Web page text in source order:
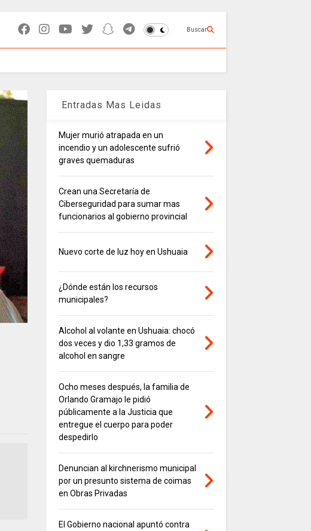
Buscar
Entradas Mas Leidas
Mujer murió atrapada en un
incendio y un adolescente sufrió
graves quemaduras
Crean una Secretaría de
Ciberseguridad para sumar mas
funcionarios al gobierno provincial
Nuevo corte de luz hoy en Ushuaia
¿Dónde están los recursos
municipales?
Alcohol al volante en Ushuaia: chocó
dos veces y dio 1,33 gramos de
alcohol en sangre
Ocho meses después, la familia de
Orlando Gramajo le pidió
públicamente a la Justicia que
entregue el cuerpo para poder
despedirlo
Denuncian al kirchnerismo municipal
por un presunto sistema de coimas
en Obras Privadas
El Gobierno nacional apuntó contra